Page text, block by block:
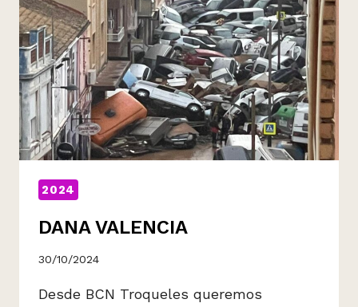
2024
DANA VALENCIA
30/10/2024
Desde BCN Troqueles queremos